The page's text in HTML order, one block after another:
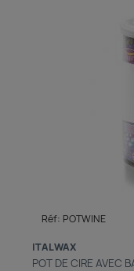
Réf: POTWINE
ITALWAX
POT DE CIRE AVEC